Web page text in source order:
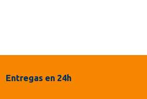
Entregas en 24h